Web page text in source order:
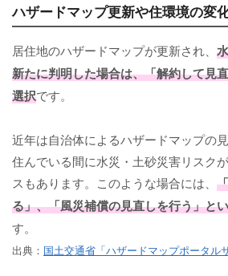
ハザードマップ更新や住環境の変
居住地のハザードマップが更新され、
新たに判明した場合は、「解約して見
選択です。
近年は自治体によるハザードマップの
住んでいる間に水災・土砂災害リスク
スもあります。このような場合には、
る」、「風災補償の見直しを行う」と
す。
出典： 国土交通省「ハザードマップポータル